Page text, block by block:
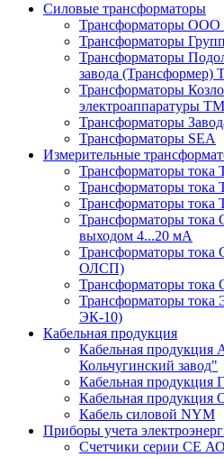
Силовые трансформаторы
Трансформаторы ООО
Трансформаторы
Трансформаторы
завода
Трансформаторы
электроаппаратуры
Трансформаторы
Трансформаторы SEA
Измерительные
Трансформаторы тока
Трансформаторы
Трансформаторы
Трансформаторы тока
выходом 4...20 мА
Трансформаторы
ОЛСП)
Трансформаторы
Трансформаторы
ЭК-10)
Кабельная продукция
Кабельная продукция
Кольчугинский завод"
Кабельная продукция
Кабельная
Кабель силовой NYM
Приборы учета
Счетчики серии СЕ